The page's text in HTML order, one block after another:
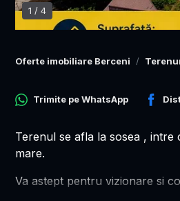
1 / 4
Oferte imobiliare Berceni
Trimite peWhatsApp
Terenul se afla la sosea ,
mare.
Va astept pentru vizionare si